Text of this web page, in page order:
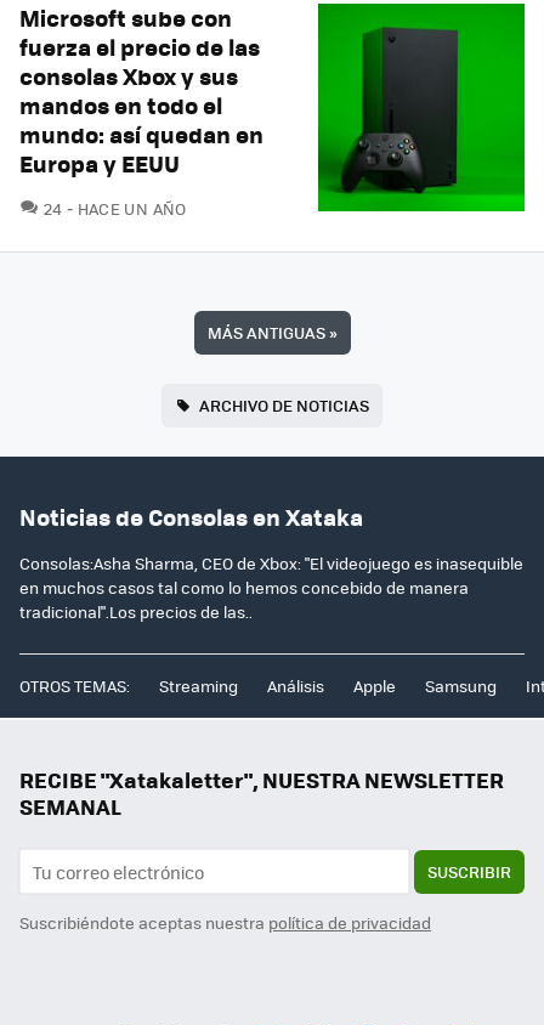
Microsoft sube con
fuerza el precio de las
consolas Xbox y sus
mandos en todo el
mundo: así quedan en
Europa y EEUU
24 COMENTARIOS
HACE UN AÑO
MÁS ANTIGUAS»
ARCHIVO DE NOTICIAS
Noticias de Consolas en Xataka
Consolas:Asha Sharma, CEO de Xbox: "El videojuego es inasequible
en muchos casos tal como lo hemos concebido de manera
tradicional".Los precios de las..
OTROS TEMAS: Streaming Análisis Apple Samsung
RECIBE "Xatakaletter", NUESTRA NEWSLETTER
SEMANAL
SUSCRIBIR
Suscribiéndote aceptas nuestra política de privacidad